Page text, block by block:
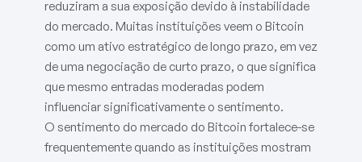
reduziram a sua exposição devido à instabilidade
do mercado. Muitas instituições veem o Bitcoin
como um ativo estratégico de longo prazo, em vez
de uma negociação de curto prazo, o que significa
que mesmo entradas moderadas podem
influenciar significativamente o sentimento.
O sentimento do mercado do Bitcoin fortalece-se
frequentemente quando as instituições mostram